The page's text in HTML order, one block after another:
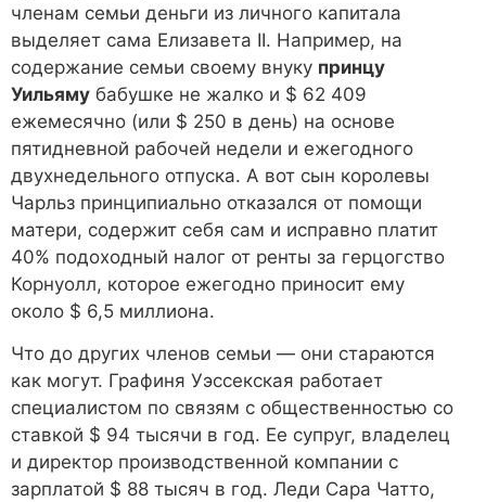
членам семьи деньги из личного капитала
выделяет сама Елизавета II. Например, на
содержание семьи своему внуку принцу
Уильяму бабушке не жалко и $ 62 409
ежемесячно (или $ 250 в день) на основе
пятидневной рабочей недели и ежегодного
двухнедельного отпуска. А вот сын королевы
Чарльз принципиально отказался от помощи
матери, содержит себя сам и исправно платит
40% подоходный налог от ренты за герцогство
Корнуолл, которое ежегодно приносит ему
около $ 6,5 миллиона.
Что до других членов семьи — они стараются
как могут. Графиня Уэссекская работает
специалистом по связям с общественностью со
ставкой $ 94 тысячи в год. Ее супруг, владелец
и директор производственной компании с
зарплатой $ 88 тысяч в год. Леди Сара Чатто,